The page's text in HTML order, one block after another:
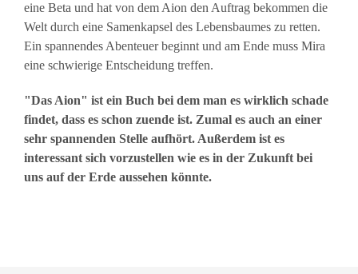
eine Beta und hat von dem Aion den Auftrag bekommen die
Welt durch eine Samenkapsel des Lebensbaumes zu retten.
Ein spannendes Abenteuer beginnt und am Ende muss Mira
eine schwierige Entscheidung treffen.
"Das Aion" ist ein Buch bei dem man es wirklich schade
findet, dass es schon zuende ist. Zumal es auch an einer
sehr spannenden Stelle aufhört. Außerdem ist es
interessant sich vorzustellen wie es in der Zukunft bei
uns auf der Erde aussehen könnte.